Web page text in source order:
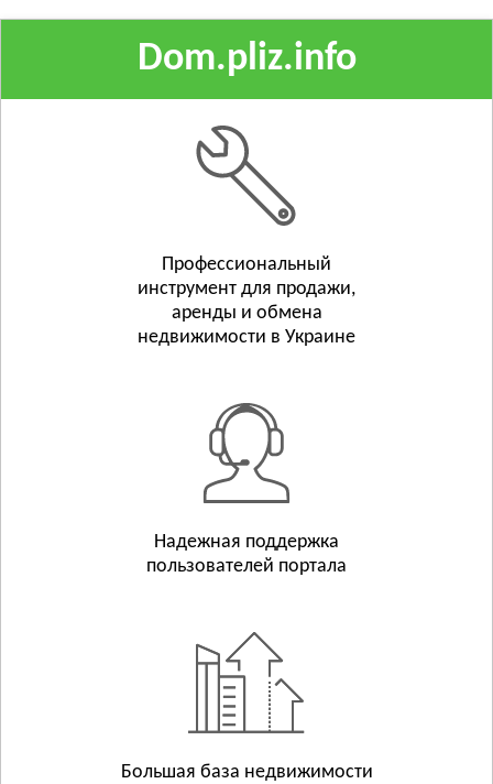
Смотреть всё
СУМСКАЯ ОБЛАСТЬ
Смотреть всё
ТЕРНОПОЛЬСКАЯ ОБЛАСТЬ
Смотреть всё
Смотреть всё
ХЕРСОНСКАЯ ОБЛАСТЬ
ХМЕЛЬНИЦКАЯ ОБЛАСТЬ
Смотреть всё
Dom.pliz.info
Профессиональный
инструмент для продажи,
аренды и обмена
недвижимости в Украине
Надежная поддержка
пользователей портала
Большая база недвижимости